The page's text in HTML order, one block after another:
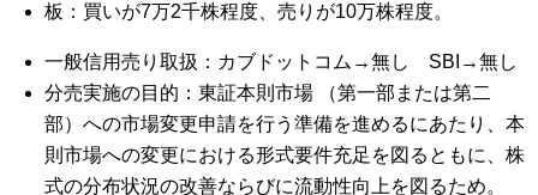
板：買いが7万2千株程度、売りが10万株程度。
一般信用売り取扱：カブドットコム→無し SBI→無し
分売実施の目的：東証本則市場 （第一部または第二
部）への市場変更申請を行う準備を進めるにあたり、本
則市場への変更における形式要件充足を図るともに、株
式の分布状況の改善ならびに流動性向上を図るため。